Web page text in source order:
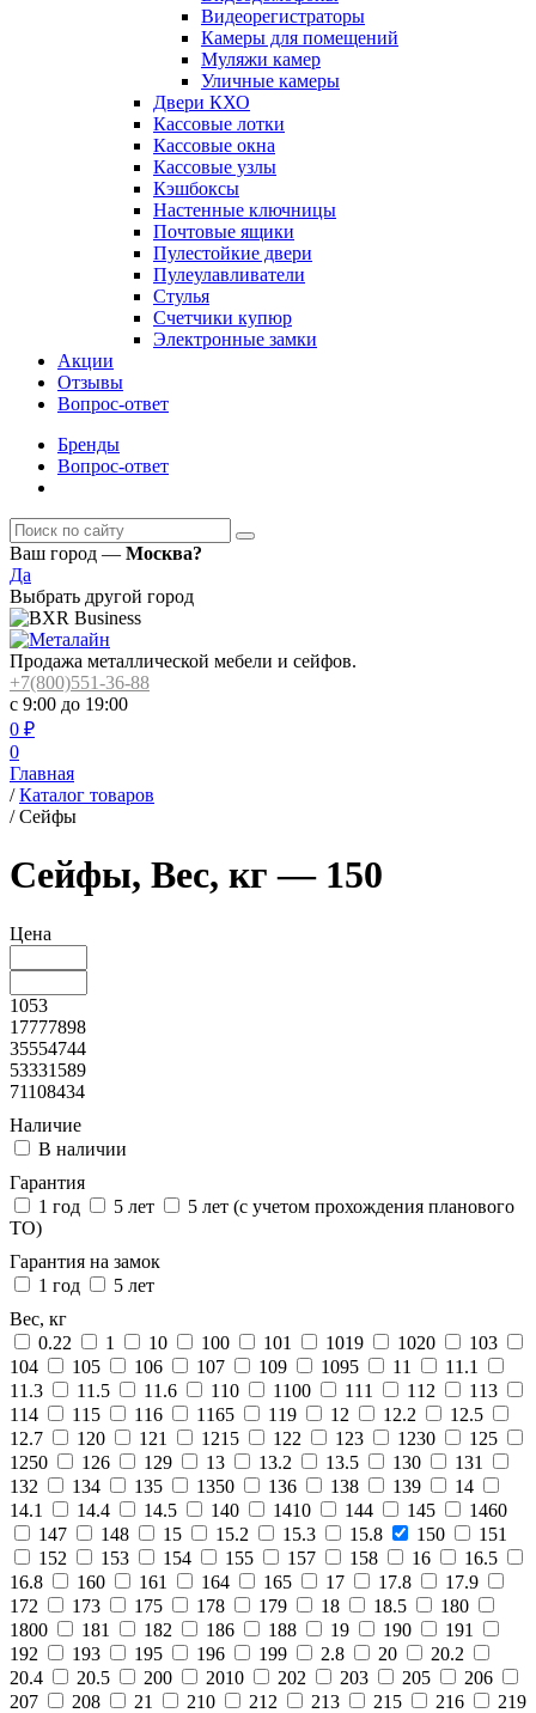
Видеорегистраторы
Камеры для помещений
Муляжи камер
Уличные камеры
Двери КХО
Кассовые лотки
Кассовые окна
Кассовые узлы
Кэшбоксы
Настенные ключницы
Почтовые ящики
Пулестойкие двери
Пулеулавливатели
Стулья
Счетчики купюр
Электронные замки
Акции
Отзывы
Вопрос-ответ
Бренды
Вопрос-ответ
Ваш город — Москва?
Да
Выбрать другой город
Продажа металлической мебели и сейфов.
+7(800)551-36-88
с 9:00 до 19:00
0 ₽
0
Главная
/ Каталог товаров
/ Сейфы
Сейфы, Вес, кг — 150
Цена
1053
17777898
35554744
53331589
71108434
Наличие
В наличии
Гарантия
1 год
5 лет
5 лет (с учетом прохождения планового
ТО)
Гарантия на замок
1 год
5 лет
Вес, кг
0.22
1 10 100 101 1019 1020
103
104
105 106 107 109 1095 11
11.1
11.3
11.5 11.6 110 1100 111 112
113
114
115 116 1165 119 12 12.2
12.5
12.7
120 121 1215 122 123 1230
125
1250
126 129 13 13.2 13.5 130
131
132
134 135 1350 136 138 139
14
14.1
14.4 14.5 140 1410 144 145
1460
147
148 15 15.2 15.3 15.8 150
151
152
153 154 155 157 158 16
16.5
16.8
160 161 164 165 17 17.8
17.9
172
173 175 178 179 18 18.5
180
1800
181 182 186 188 19 190
191
192
193 195 196 199 2.8 20
20.2
20.4
20.5 200 2010 202 203 205
206
207
208 21 210 212 213 215 216
219